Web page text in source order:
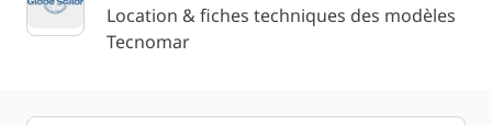
Location & fiches techniques des modèles
Tecnomar